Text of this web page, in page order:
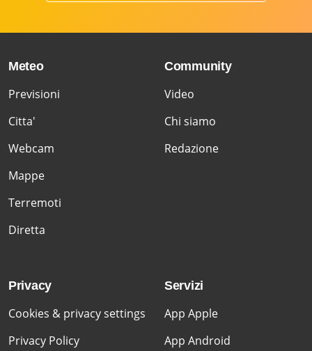
Meteo
Previsioni
Citta'
Webcam
Mappe
Terremoti
Diretta
Community
Video
Chi siamo
Redazione
Privacy
Cookies & privacy settings
Privacy Policy
Servizi
App Apple
App Android